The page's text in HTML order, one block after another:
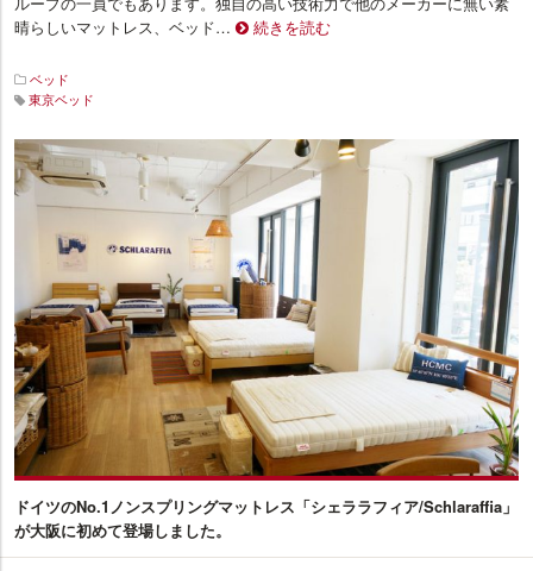
晴らしいマットレス、ベッド…
続きを読む
ベッド
東京ベッド
イ
ン
テ
リ
ドイツのNo.1ノンスプリングマットレス「シェララフィア/Schlaraffia」
が大阪に初めて登場しました。